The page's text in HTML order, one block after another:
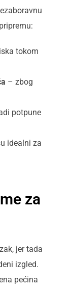
tokom
– zbog
potpune
idealni za
za
jer tada
izgled.
pećina